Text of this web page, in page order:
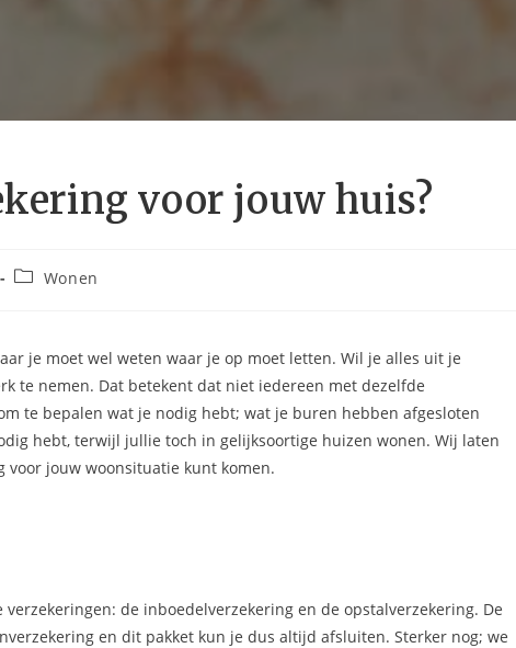
voor jouw huis?
Wonen
je moet wel weten waar je op moet letten. Wil je alles uit je
te nemen. Dat betekent dat niet iedereen met dezelfde
te bepalen wat je nodig hebt; wat je buren hebben afgesloten
hebt, terwijl jullie toch in gelijksoortige huizen wonen. Wij laten
voor jouw woonsituatie kunt komen.
de inboedelverzekering en de opstalverzekering. De
en dit pakket kun je dus altijd afsluiten. Sterker nog; we